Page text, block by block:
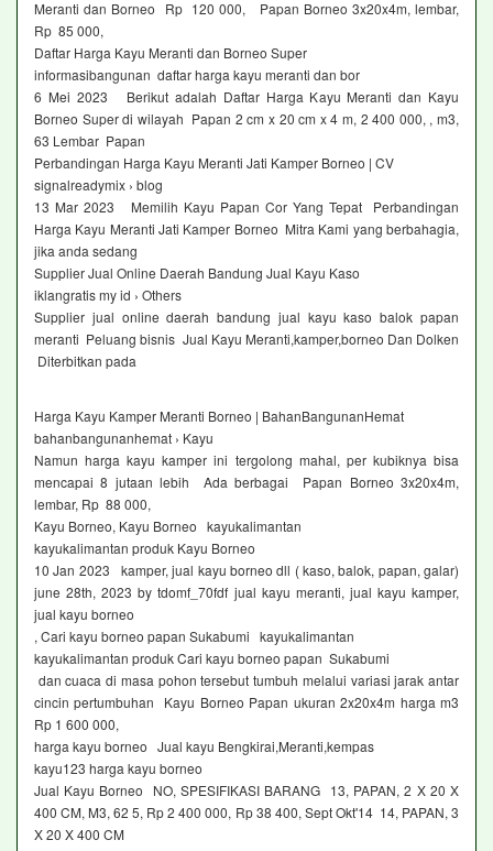
Meranti dan Borneo Rp 120 000, Papan Borneo 3x20x4m, lembar,
Rp 85 000,
Daftar Harga Kayu Meranti dan Borneo Super
informasibangunan daftar harga kayu meranti dan bor
6 Mei 2023 Berikut adalah Daftar Harga Kayu Meranti dan Kayu
Borneo Super di wilayah Papan 2 cm x 20 cm x 4 m, 2 400 000, , m3,
63 Lembar Papan
Perbandingan Harga Kayu Meranti Jati Kamper Borneo | CV
signalreadymix › blog
13 Mar 2023 Memilih Kayu Papan Cor Yang Tepat Perbandingan
Harga Kayu Meranti Jati Kamper Borneo Mitra Kami yang berbahagia,
jika anda sedang
Supplier Jual Online Daerah Bandung Jual Kayu Kaso
iklangratis my id › Others
Supplier jual online daerah bandung jual kayu kaso balok papan
meranti Peluang bisnis Jual Kayu Meranti,kamper,borneo Dan Dolken
Diterbitkan pada
Harga Kayu Kamper Meranti Borneo | BahanBangunanHemat
bahanbangunanhemat › Kayu
Namun harga kayu kamper ini tergolong mahal, per kubiknya bisa
mencapai 8 jutaan lebih Ada berbagai Papan Borneo 3x20x4m,
lembar, Rp 88 000,
Kayu Borneo, Kayu Borneo kayukalimantan
kayukalimantan produk Kayu Borneo
10 Jan 2023 kamper, jual kayu borneo dll ( kaso, balok, papan, galar)
june 28th, 2023 by tdomf_70fdf jual kayu meranti, jual kayu kamper,
jual kayu borneo
, Cari kayu borneo papan Sukabumi kayukalimantan
kayukalimantan produk Cari kayu borneo papan Sukabumi
dan cuaca di masa pohon tersebut tumbuh melalui variasi jarak antar
cincin pertumbuhan Kayu Borneo Papan ukuran 2x20x4m harga m3
Rp 1 600 000,
harga kayu borneo Jual kayu Bengkirai,Meranti,kempas
kayu123 harga kayu borneo
Jual Kayu Borneo NO, SPESIFIKASI BARANG 13, PAPAN, 2 X 20 X
400 CM, M3, 62 5, Rp 2 400 000, Rp 38 400, Sept Okt'14 14, PAPAN, 3
X 20 X 400 CM